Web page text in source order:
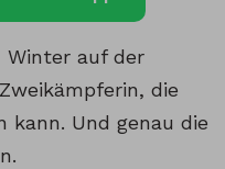
Winter auf der
die
kann. Und genau die